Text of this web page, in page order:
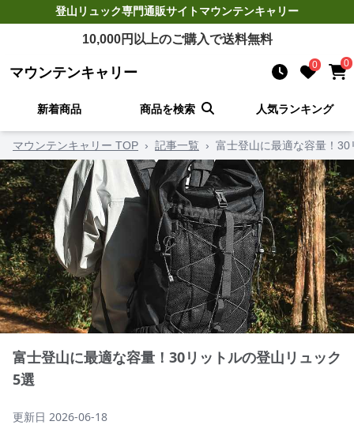
登山リュック専門通販サイトマウンテンキャリー
10,000円以上のご購入で送料無料
マウンテンキャリー 0 0
新着商品 商品を検索 人気ランキング
マウンテンキャリー TOP › 記事一覧 › 富士登山に最適な容量！
富士登山に最適な容量！30リットルの登山リュック
5選
更新日 2026-06-18